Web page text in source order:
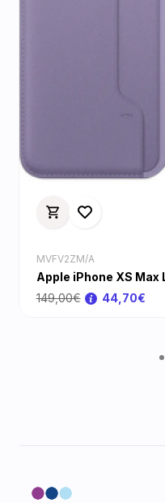
MVFV2ZM/A
Apple iPhone XS Max
149,00€
44,70€